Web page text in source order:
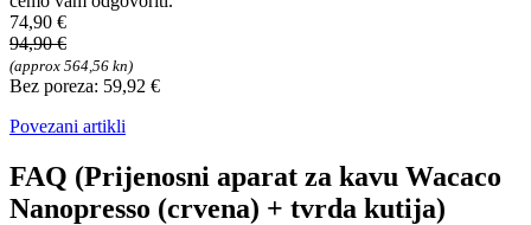
74,90 €
94,90 €
(approx 564,56 kn)
Bez poreza: 59,92 €
Povezani artikli
FAQ (Prijenosni aparat za kavu Wacaco
Nanopresso (crvena) + tvrda kutija)